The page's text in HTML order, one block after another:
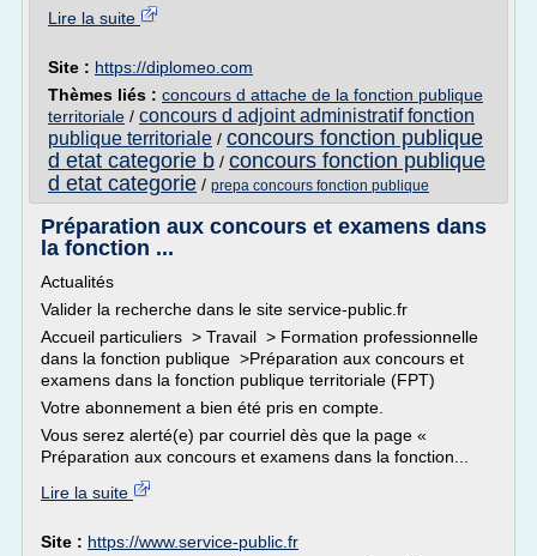
Lire la suite
Site : https://diplomeo.com
Thèmes liés : concours d attache de la fonction publique
territoriale / concours d adjoint administratif fonction
publique territoriale / concours fonction publique
d etat categorie b / concours fonction publique
d etat categorie / prepa concours fonction publique
Préparation aux concours et examens dans
la fonction ...
Actualités
Valider la recherche dans le site service-public.fr
Accueil particuliers > Travail > Formation professionnelle
dans la fonction publique >Préparation aux concours et
examens dans la fonction publique territoriale (FPT)
Votre abonnement a bien été pris en compte.
Vous serez alerté(e) par courriel dès que la page «
Préparation aux concours et examens dans la fonction...
Lire la suite
Site : https://www.service-public.fr